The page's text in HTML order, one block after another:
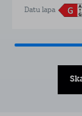
Datu lapa